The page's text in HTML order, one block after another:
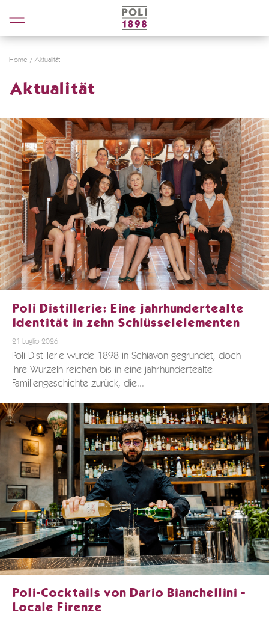
Poli
Distillerie
Home Aktualität
Aktualität
Poli Distillerie: Eine jahrhundertealte
Identität in zehn Schlüsselelementen
21 Luglio 2026
Poli Distillerie wurde 1898 in Schiavon gegründet, doch
ihre Wurzeln reichen bis in eine jahrhundertealte
Familiengeschichte zurück, die...
Poli-Cocktails von Dario Bianchellini -
Locale Firenze